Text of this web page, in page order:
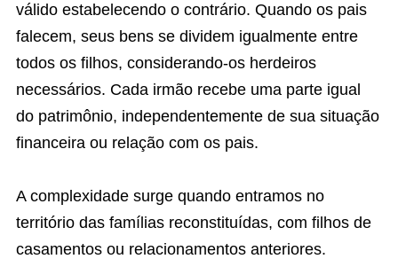
válido estabelecendo o contrário. Quando os pais
falecem, seus bens se dividem igualmente entre
todos os filhos, considerando-os herdeiros
necessários. Cada irmão recebe uma parte igual
do patrimônio, independentemente de sua situação
financeira ou relação com os pais.
A complexidade surge quando entramos no
território das famílias reconstituídas, com filhos de
casamentos ou relacionamentos anteriores.